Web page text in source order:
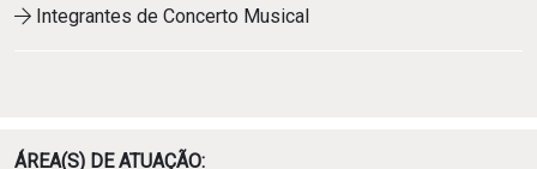
ÁREA(S) DE ATUAÇÃO:
Ícone de seta
Integrantes de Concerto Musical